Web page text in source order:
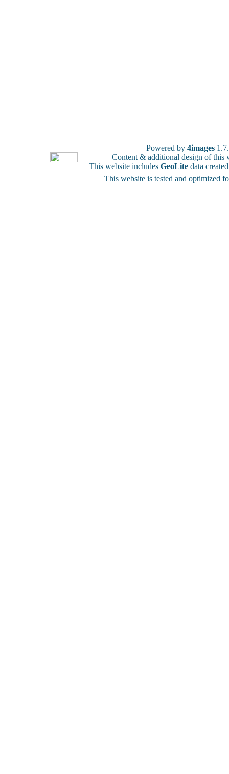
Powered by 4images
Content & additional design of
This website includes GeoLite data
This website is tested and optimized